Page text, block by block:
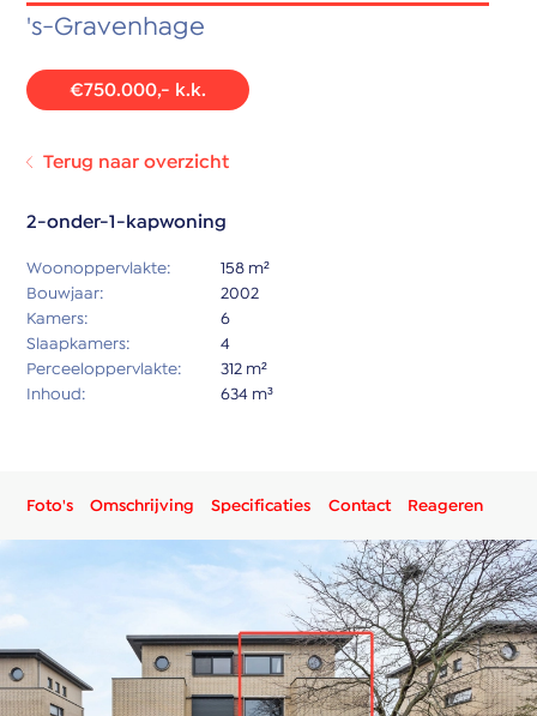
's-Gravenhage
€750.000,- k.k.
Terug naar overzicht
2-onder-1-kapwoning
Woonoppervlakte:
158 m²
Bouwjaar:
2002
Kamers:
6
Slaapkamers:
4
Perceeloppervlakte:
312 m²
Inhoud:
634 m³
Foto's Omschrijving Specificaties Contact Reageren